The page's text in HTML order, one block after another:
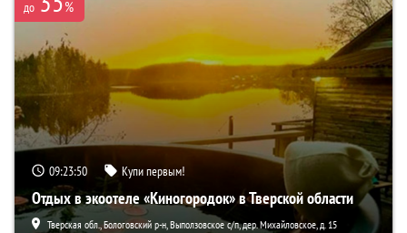
до %
09:23:48 Купи первым!
Отдых в экоотеле «Киногородок» в Тверской области
Тверская обл., Бологовский р-н, Выползовское с/п, дер. Михайловское, д. 15